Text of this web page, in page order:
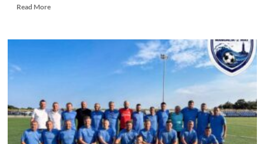
Read MoreRead
Stagiu
în
Qi-
Kung
și